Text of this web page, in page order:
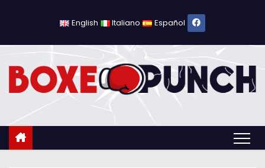
c
English Italiano Español